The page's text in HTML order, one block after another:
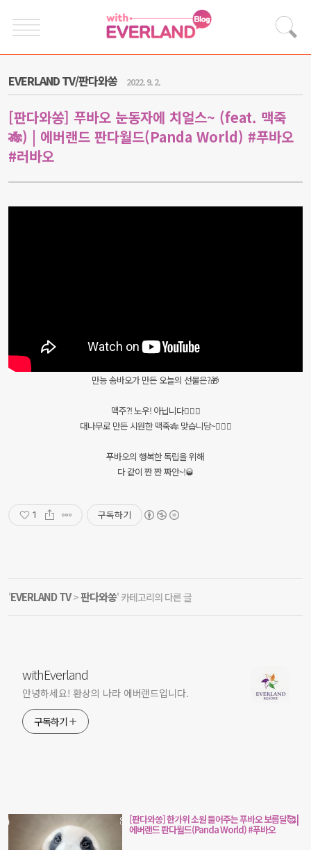
EVERLAND TV/판다와쏭 2022. 9. 2.
[판다와쏭] 푸바오 눈동자에 치얼스~ (feat. 맥죽
🎋) | 에버랜드 판다월드(Panda World) #푸바오
#러바오
만능 송바오가 만든 오늘의 선물은?🎁
맥주?! 노우! 아닙니다🙅🏻‍♂️
대나무로 만든 시원한 맥죽🎋 맞습니당~🙆🏻‍♂️
푸바오의 행복한 독립을 위해
다 같이 짠 짠 짜안~!🥃
1 구독하기
'EVERLAND TV>판다와쏭' 카테고리의 다른 글
withEverland
안녕하세요! 환상의 나라 에버랜드입니다.
구독하기
[판다와쏭] 한가위 소원 들어주는 푸바오 보름달🥰 |
에버랜드 판다월드(Panda World) #푸바오